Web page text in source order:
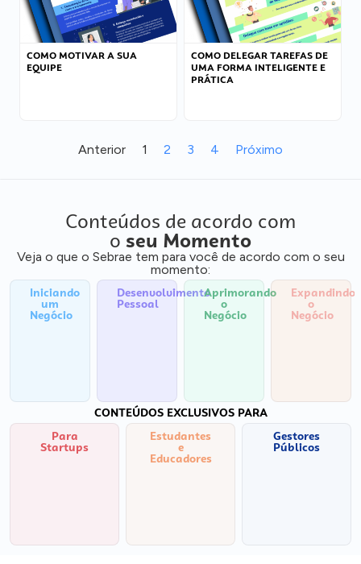
COMO MOTIVAR A SUA
EQUIPE
COMO DELEGAR TAREFAS DE
UMA FORMA INTELIGENTE E
PRÁTICA
Anterior 1 2 3 4 Próximo
Conteúdos de acordo com
o seu Momento
Veja o que o Sebrae tem para você de acordo com o seu
momento:
Iniciando
um
Negócio
Desenvolvimento
Pessoal
Aprimorando
o
Negócio
Expandindo
o
Negócio
CONTEÚDOS EXCLUSIVOS PARA
Para
Startups
Estudantes
e
Educadores
Gestores
Públicos